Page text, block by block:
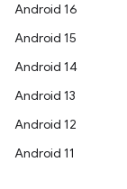
Android 16
Android 15
Android 14
Android 13
Android 12
Android 11